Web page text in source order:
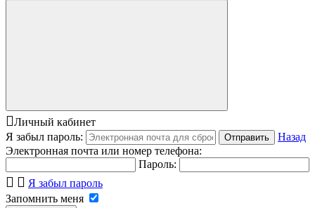
Личный кабинет
Я забыл пароль:
Отправить
Назад
Электронная почта или номер телефона:
Пароль:
Я забыл пароль
Запомнить меня